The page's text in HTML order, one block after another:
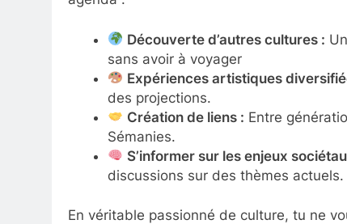
Découverte d’autres cultures :
sans avoir à voyager
Expériences artistiques
des projections.
Création de liens : Entre
Sémanies.
S’informer sur les enjeux
discussions sur des thèmes actuels.
En véritable passionné de culture, tu ne